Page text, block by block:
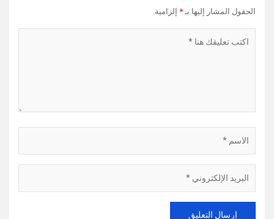
الحقول المشار إليها بـ * إلزامية.